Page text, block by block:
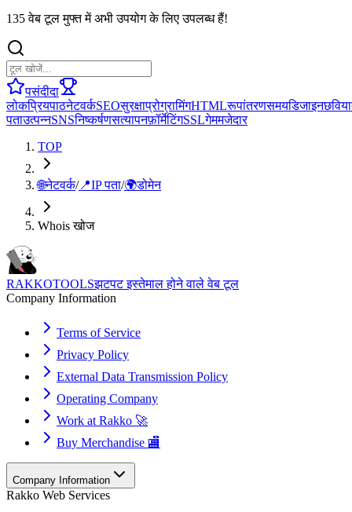
135 वेब टूल मुफ्त में अभी उपयोग के लिए उपलब्ध हैं!
पसंदीदा
लोकप्रियपाठनेटवर्कSEOसुरक्षाप्रोग्रामिंगHTMLरूपांतरणसमयडिजाइनछवि
पताउत्पन्नSNSनिष्कर्षणसत्यापनफ़ॉर्मेटिंगSSLगेममजेदार
TOP
🌐नेटवर्क/📍IP पता/🌍डोमेन
Whois खोज
RAKKOTOOLSझटपट इस्तेमाल होने वाले वेब टूल
Company Information
Terms of Service
Privacy Policy
External Data Transmission Policy
Operating Company
Work at Rakko 🚀
Buy Merchandise 🏬
Company Information
Rakko Web Services